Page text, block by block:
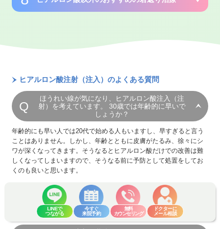
LINEで
つながる
今すぐ
来院予約
無料
カウンセリング
ドクターに
メール相談
老けた印象を改善したい
シワのあるなしでは、こんなに印象が変わります
短時間で施術
ダウンタイムが非常に短いことも人気の理由です。施術後
安全性が高い
ヒアルロン酸は体に吸収される素材で、施術後も体内で分
解されるため、長期的な副作用が少なく、アレルギーのリ
スクも低いとされています。
内出血
日、長くても2週間程度で薄くなります。お化粧でカバー可
能です。 当院では内出血が起こりにくい
腫れやむくみ
体質によって腫れやむくみが発生することがありますが、重
症化することは稀で、3～4日で改善します。
チンダル現象
ヒアルロン酸は無色透明ですが、浅く注入されることで、青
みがかって見える現象です。特に目の周りのような皮膚が薄
い箇所では、チンダル現象が起こりやすいリスクがありま
す。人体に害はありません。
膨らみすぎや異物感
過剰にヒアルロン酸を注入したり、ヒアルロン酸の吸水性が
予想以上に高い場合、注入部位が膨らんで不自然に見えるこ
とがあります。
しかし、ヒアルロン酸などの注入の技術であっても、医師の技
術力や知識はとても重要です。
あまりに安い場合、他に使った薬剤を使い回
している可能性があります。それは感染症な
どのリスクがあるため、危険な行為です。ま
た、品質が粗悪なものを使用している可能性
もあります。
Point2 ドクター
きますが、「理想を叶える注入」は長年の経
験と技術が必要です。また、薬剤の特性を理
解していなければ、効果を最大限に引き出す
ことはできません。
「プチ整形」としても人気の高い注入法です。唇にボリューム
ルロン酸注射が適しています。
①艶やかな唇。憧れのアヒル口にもなれ
る「唇を厚くする」施術
。例えば、お顔にボリュームがある方にヒアルロン酸
当院では、医師が丁寧にカウンセリングを行い、患者様一人ひ
とりの状態に合わせて最適な治療法をご提案することを大切に
しています。 また、患者様のニーズに合わせた幅広い施術ライ
ンナップ
をご用意しており、最適なアプローチを見つけること
が可能です。
どの施術が適しているかでお悩みの方も、ぜひカウンセリング
でご相談ください。
ヒアルロン酸注射（注入）のよくある質問
ほうれい線が気になり、ヒアルロン酸注入（注
射）を考えています。 30歳では年齢的に早いで
しょうか？
年齢的にも早い人では20代で始める人もいますし、早すぎると言う
ことはありません。しかし、年齢とともに皮膚がたるみ、徐々にシ
ワが深くなってきます。そうなるとヒアルロン酸だけでの改善は難
しくなってしまいますので、そうなる前に予防として処置をしてお
くのも良いと思います。
注射時の痛みが心配です・・・
当院では、ご希望により麻酔クリームをご用意しております。これ
を使うと注射の痛みが和らぎます。また、薬剤自体に麻酔効果があ
目じりのしわ除去を検討しております。